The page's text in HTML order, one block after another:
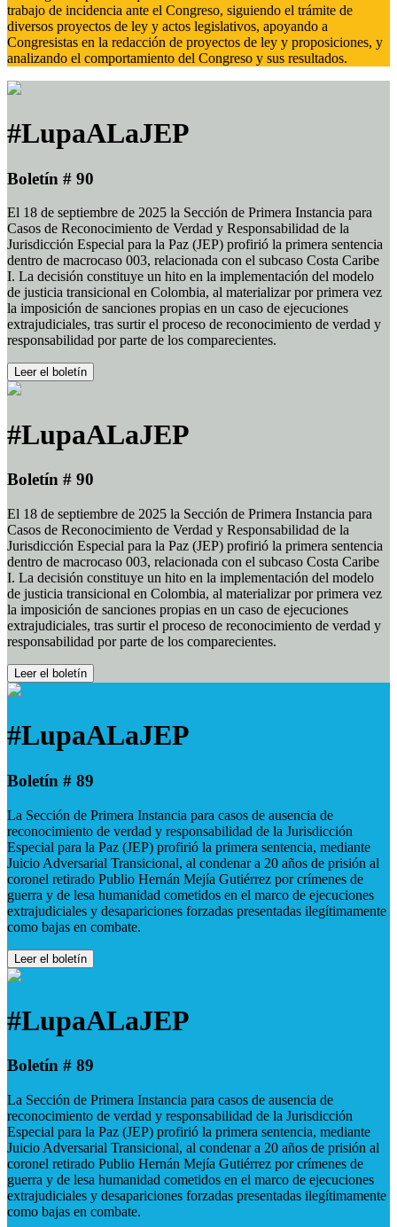
trabajo de incidencia ante el Congreso, siguiendo el trámite de
diversos proyectos de ley y actos legislativos, apoyando a
Congresistas en la redacción de proyectos de ley y proposiciones, y
analizando el comportamiento del Congreso y sus resultados.
#LupaALaJEP
Boletín # 90
El 18 de septiembre de 2025 la Sección de Primera Instancia para
Casos de Reconocimiento de Verdad y Responsabilidad de la
Jurisdicción Especial para la Paz (JEP) profirió la primera sentencia
dentro de macrocaso 003, relacionada con el subcaso Costa Caribe
I. La decisión constituye un hito en la implementación del modelo
de justicia transicional en Colombia, al materializar por primera vez
la imposición de sanciones propias en un caso de ejecuciones
extrajudiciales, tras surtir el proceso de reconocimiento de verdad y
responsabilidad por parte de los comparecientes.
Leer el boletín
#LupaALaJEP
Boletín # 90
El 18 de septiembre de 2025 la Sección de Primera Instancia para
Casos de Reconocimiento de Verdad y Responsabilidad de la
Jurisdicción Especial para la Paz (JEP) profirió la primera sentencia
dentro de macrocaso 003, relacionada con el subcaso Costa Caribe
I. La decisión constituye un hito en la implementación del modelo
de justicia transicional en Colombia, al materializar por primera vez
la imposición de sanciones propias en un caso de ejecuciones
extrajudiciales, tras surtir el proceso de reconocimiento de verdad y
responsabilidad por parte de los comparecientes.
Leer el boletín
#LupaALaJEP
Boletín # 89
La Sección de Primera Instancia para casos de ausencia de
reconocimiento de verdad y responsabilidad de la Jurisdicción
Especial para la Paz (JEP) profirió la primera sentencia, mediante
Juicio Adversarial Transicional, al condenar a 20 años de prisión al
coronel retirado Publio Hernán Mejía Gutiérrez por crímenes de
guerra y de lesa humanidad cometidos en el marco de ejecuciones
extrajudiciales y desapariciones forzadas presentadas ilegítimamente
como bajas en combate.
Leer el boletín
#LupaALaJEP
Boletín # 89
La Sección de Primera Instancia para casos de ausencia de
reconocimiento de verdad y responsabilidad de la Jurisdicción
Especial para la Paz (JEP) profirió la primera sentencia, mediante
Juicio Adversarial Transicional, al condenar a 20 años de prisión al
coronel retirado Publio Hernán Mejía Gutiérrez por crímenes de
guerra y de lesa humanidad cometidos en el marco de ejecuciones
extrajudiciales y desapariciones forzadas presentadas ilegítimamente
como bajas en combate.